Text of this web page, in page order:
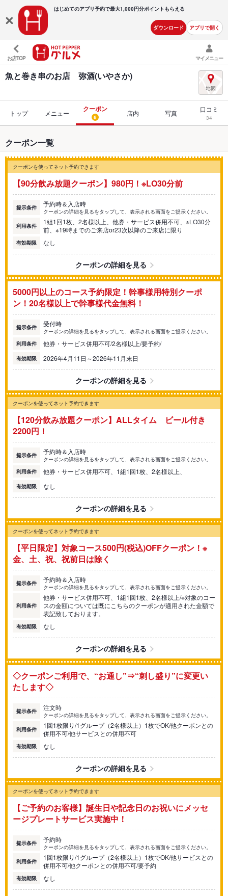
はじめてのアプリ予約で最大1,000円分ポイントもらえる
ダウンロード アプリで開く
お店TOP マイメニュー
魚と巻き串のお店 弥酒(いやさか)
トップ メニュー クーポン
6 店内 写真 口コミ
34
クーポン一覧
クーポンを使ってネット予約できます
【90分飲み放題クーポン】980円！※LO30分前
提示条件 予約時＆入店時
クーポンの詳細を見るをタップして、表示される画面をご提示ください。
利用条件
1組1回1枚、2名様以上、他券・サービス併用不可、※LO30分
前、※19時までのご来店or23次以降のご来店に限り
有効期限 なし
クーポンの詳細を見る
5000円以上のコース予約限定！幹事様用特別クーポ
ン！20名様以上で幹事様代金無料！
提示条件 受付時
クーポンの詳細を見るをタップして、表示される画面をご提示ください。
利用条件
他券・サービス併用不可/2名様以上/要予約/
有効期限 2026年4月11日～2026年11月末日
クーポンの詳細を見る
クーポンを使ってネット予約できます
【120分飲み放題クーポン】ALLタイム ビール付き
2200円！
提示条件 予約時＆入店時
クーポンの詳細を見るをタップして、表示される画面をご提示ください。
利用条件
他券・サービス併用不可、1組1回1枚、2名様以上、
有効期限 なし
クーポンの詳細を見る
クーポンを使ってネット予約できます
【平日限定】対象コース500円(税込)OFFクーポン！※
金、土、祝、祝前日は除く
提示条件 予約時＆入店時
クーポンの詳細を見るをタップして、表示される画面をご提示ください。
利用条件
他券・サービス併用不可、1組1回1枚、2名様以上/※対象のコー
スの金額については既にこちらのクーポンが適用された金額で
表記致しております。
有効期限 なし
クーポンの詳細を見る
◇クーポンご利用で、“お通し”⇒“刺し盛り”に変更い
たします◇
提示条件 注文時
クーポンの詳細を見るをタップして、表示される画面をご提示ください。
利用条件
1回1枚限り/1グループ（2名様以上）1枚でOK/他クーポンとの
併用不可/他サービスとの併用不可
有効期限 なし
クーポンの詳細を見る
クーポンを使ってネット予約できます
【ご予約のお客様】誕生日や記念日のお祝いにメッセ
ージプレートサービス実施中！
提示条件 予約時
クーポンの詳細を見るをタップして、表示される画面をご提示ください。
利用条件
1回1枚限り/1グループ（2名様以上）1枚でOK/他サービスとの
併用不可/他クーポンとの併用不可/要予約
有効期限 なし